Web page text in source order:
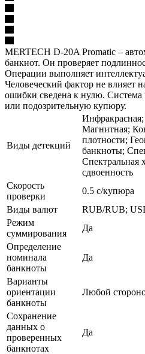
MERTECH D-20A Promatic –
банкнот. Он проверяет
Операции выполняет
Человеческий фактор не влияет
ошибки сведена к нулю.
или подозрительную купюру.
Виды детекций
Инфракрасная;
Магнитная;
плотности;
банкноты;
Спектральная
сдвоенность
Скорость
проверки
0.5 с/купюра
Виды валют
RUB/RUB;
Режим
суммирования
Да
Определение
номинала
банкноты
Да
Варианты
ориентации
банкноты
Любой
Сохранение
данных о
проверенных
банкнотах
Да